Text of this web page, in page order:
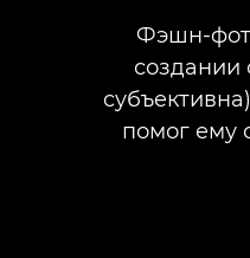
Фэшн-
создании
помог ему